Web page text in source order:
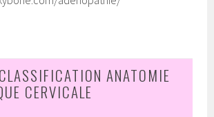
ANATOMIE
CERVICALE